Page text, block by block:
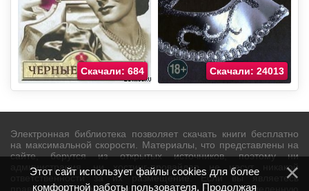
Скачали: 684 Скачали: 24013
Электронная библиотека позволяет скачать книги бесплатно
на максимальной скорости. Материалы, что представлены на
сайте, берутся из открытых источников, поэтому ни
администрация, ни хостинг-провайдер не несут никакой
ответственности за их размещение. Если вы являетесь
Этот сайт использует файлы cookies для более
комфортной работы пользователя. Продолжая